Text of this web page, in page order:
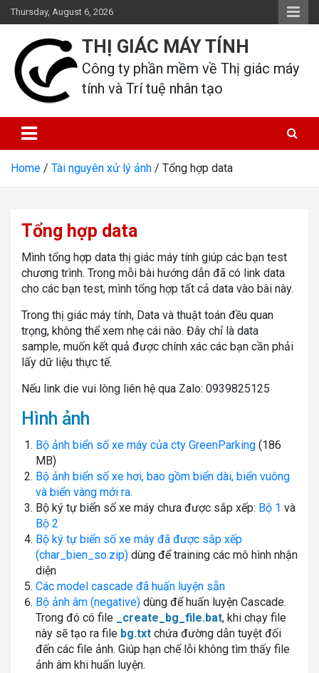
Skip
to
content
Thursday, August 6, 2026
THỊ GIÁC MÁY TÍNH
Công ty phần mềm về Thị giác máy
tính và Trí tuệ nhân tạo
Home Tài nguyên xử lý ảnh Tổng hợp data
Tổng hợp data
Mình tổng hợp data thị giác máy tính giúp các bạn test
chương trình. Trong mỗi bài hướng dẫn đã có link data
cho các bạn test, mình tổng hợp tất cả data vào bài này.
Trong thị giác máy tính, Data và thuật toán đều quan
trọng, không thể xem nhẹ cái nào. Đây chỉ là data
sample, muốn kết quả được chính xác các bạn cần phải
lấy dữ liệu thực tế.
Nếu link die vui lòng liên hệ qua Zalo: 0939825125
Hình ảnh
Bộ ảnh biển số xe máy của cty GreenParking (186
MB)
Bộ ảnh biển số xe hơi, bao gồm biển dài, biển vuông
và biển vàng mới ra.
Bộ ký tự biển số xe máy chưa được sắp xếp: Bộ 1 và
Bộ 2
Bộ ký tự biển số xe máy đã được sắp xếp
(char_bien_so.zip) dùng để training các mô hình nhận
diện
Các model cascade đã huấn luyện sẵn
Bộ ảnh âm (negative) dùng để huấn luyện Cascade.
Trong đó có file
_create_bg_file.bat, khi chạy file
này sẽ tạo ra file bg.txt chứa đường dẫn tuyệt đối
đến các file ảnh. Giúp hạn chế lỗi không tìm thấy file
ảnh âm khi huấn luyện.